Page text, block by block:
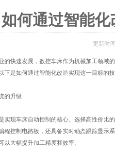
如何通过智能
更新时
快速发展，数控车床作为机械加工领域的
下是如何通过智能化改造实现这一目标的技
升级
现车床自动控制的核心。选择高性价比的
程控制电路板，还具备实时动态跟踪显示
以大幅提升加工精度和效率。